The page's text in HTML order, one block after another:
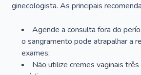
ginecologista. As principais
Agende a consulta fora do
o sangramento pode atrapalhar a
exames;
Não utilize cremes vaginais